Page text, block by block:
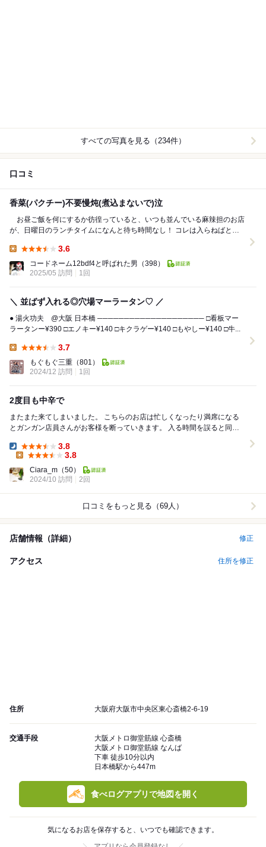
すべての写真を見る（234件）
口コミ
香菜(パクチー)不要慢炖(煮込まないで)泣
お昼ご飯を何にするか彷徨っていると、いつも並んでいる麻辣担のお店
が、日曜日のランチタイムになんと待ち時間なし！ コレは入らねばと入
3.6
コードネーム12bdf4と呼ばれた男 （398）
2025/05 訪問
1回
＼ 並ばず入れる◎穴場マーラータン♡ ／
● 湯火功夫 @大阪 日本橋 ──────────────────── □看板マー
ラータンー¥390 □エノキー¥140 □キクラゲー¥140 □もやしー¥140 □牛...
3.7
もぐもぐ三重 （801）
2024/12 訪問
1回
2度目も中辛で
またまた来てしまいました。 こちらのお店は忙しくなったり満席になる
とガンガン店員さんがお客様を断っていきます。 入る時間を誤ると同様
Dinner:
3.8
3.8
Ciara_m （50）
2024/10 訪問
2回
口コミをもっと見る（69人）
店舗情報（詳細） 修正
アクセス 住所を修正
住所 大阪府大阪市中央区東心斎橋2-6-19
交通手段
大阪メトロ御堂筋線 心斎橋
大阪メトロ御堂筋線 なんば
下車 徒歩10分以内
日本橋駅から447m
食べログアプリで地図を開く
気になるお店を保存すると、いつでも確認できます。